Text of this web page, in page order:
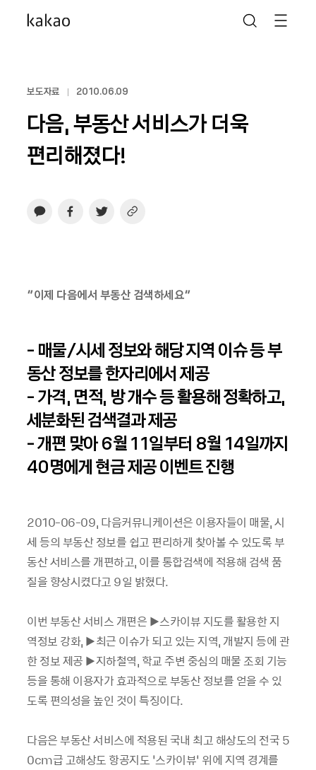
보도자료 2010.06.09
다음, 부동산 서비스가 더욱
편리해졌다!
“이제 다음에서 부동산 검색하세요”
- 매물/시세 정보와 해당 지역 이슈 등 부
동산 정보를 한자리에서 제공
- 가격, 면적, 방 개수 등 활용해 정확하고,
세분화된 검색결과 제공
- 개편 맞아 6월 11일부터 8월 14일까지
40명에게 현금 제공 이벤트 진행
2010-06-09, 다음커뮤니케이션은 이용자들이 매물, 시
세 등의 부동산 정보를 쉽고 편리하게 찾아볼 수 있도록 부
동산 서비스를 개편하고, 이를 통합검색에 적용해 검색 품
질을 향상시켰다고 9일 밝혔다.
이번 부동산 서비스 개편은 ▶스카이뷰 지도를 활용한 지
역정보 강화, ▶최근 이슈가 되고 있는 지역, 개발지 등에 관
한 정보 제공 ▶지하철역, 학교 주변 중심의 매물 조회 기능
등을 통해 이용자가 효과적으로 부동산 정보를 얻을 수 있
도록 편의성을 높인 것이 특징이다.
다음은 부동산 서비스에 적용된 국내 최고 해상도의 전국 5
0cm급 고해상도 항공지도 ‘스카이뷰’ 위에 지역 경계를